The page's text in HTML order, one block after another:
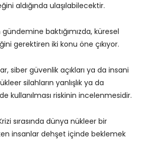
aldığında ulaşılabilecektir.
baktığımızda, küresel
gerektiren iki konu öne çıkıyor.
siber güvenlik açıkları ya da insani
silahların yanlışlık ya da
kullanılması riskinin incelenmesidir.
sırasında dünya nükleer bir
insanlar dehşet içinde beklemek